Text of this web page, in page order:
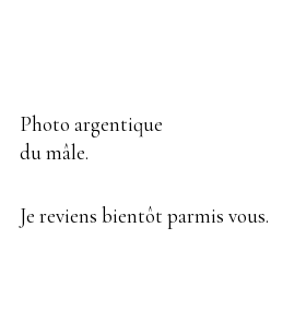
Photo argentique
du mâle.
Je reviens bientôt parmis vous.